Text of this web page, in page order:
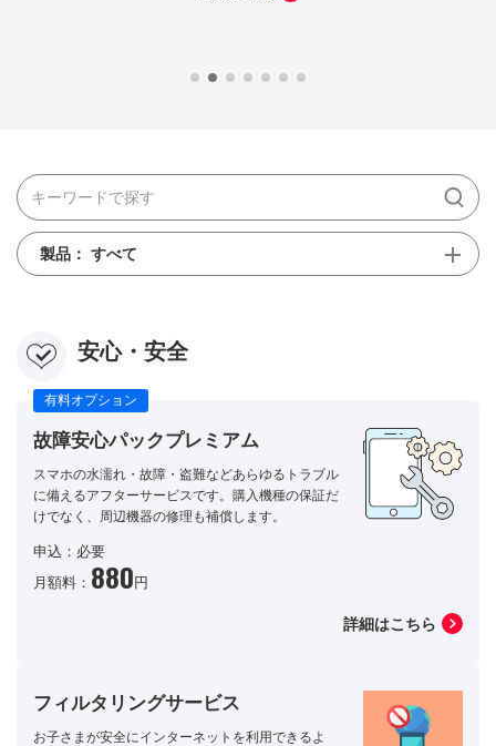
製品： すべて
安心・安全
有料オプション
故障安心パックプレミアム
スマホの水濡れ・故障・盗難などあらゆるトラブル
に備えるアフターサービスです。購入機種の保証だ
けでなく、周辺機器の修理も補償します。
申込：必要
月額料： 880円
詳細はこちら
フィルタリングサービス
お子さまが安全にインターネットを利用できるよ